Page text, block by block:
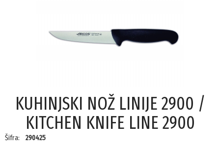
KUHINJSKI NOŽ LINIJE 2900 /
KITCHEN KNIFE LINE 2900
Šifra: 290425